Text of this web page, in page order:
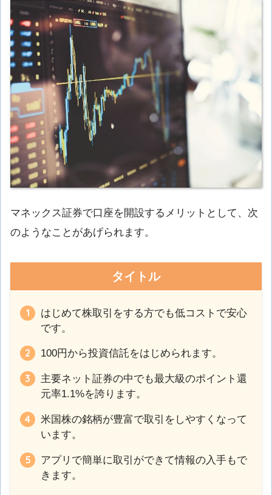
マネックス証券で口座を開設するメリットとして、次
のようなことがあげられます。
タイトル
はじめて株取引をする方でも低コストで安心
です。
100円から投資信託をはじめられます。
主要ネット証券の中でも最大級のポイント還
元率1.1%を誇ります。
米国株の銘柄が豊富で取引をしやすくなって
います。
アプリで簡単に取引ができて情報の入手もで
きます。